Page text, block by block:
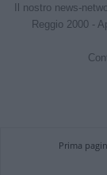
Il nostro news-
Reggio 2000-
Prima